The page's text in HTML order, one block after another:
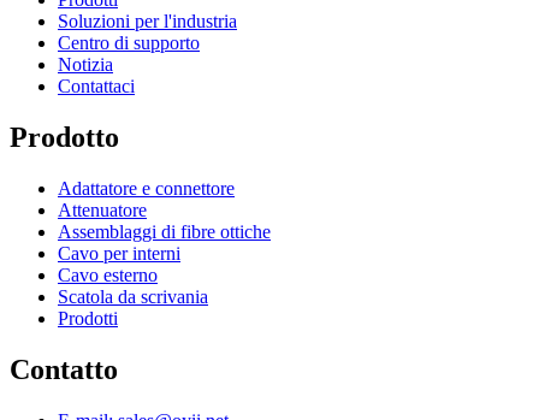
Soluzioni per l'industria
Centro di supporto
Notizia
Contattaci
Prodotto
Adattatore e connettore
Attenuatore
Assemblaggi di fibre ottiche
Cavo per interni
Cavo esterno
Scatola da scrivania
Prodotti
Contatto